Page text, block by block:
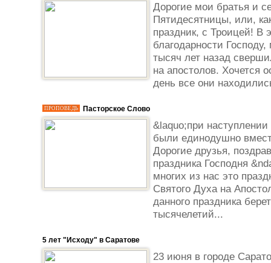
Дорогие мои братья и
Пятидесятницы, или,
праздник, с Троицей! В
благодарности
тысяч лет назад
на апостолов. Хочется
день все они
ПРОПОВЕДЬ Пасторское Слово
&laquo;при
были единодушно
Дорогие друзья,
праздника Господня
многих из нас это
Святого Духа на
данного праздника
тысячелетий...
5 лет "Исходу" в Саратове
23 июня в городе